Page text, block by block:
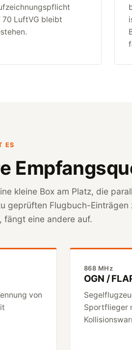
70 LuftVG bleibt
ES
kleine Box am Platz, die
geprüften Flugbuch-Einträgen
fängt eine andere auf.
von
868 MHz
OGN /
Sportflieger